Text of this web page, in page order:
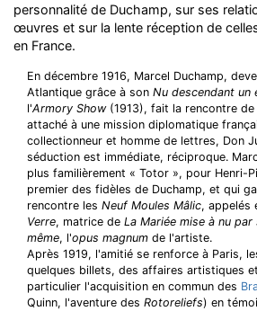
personnalité de Duchamp, sur ses
œuvres et sur la lente réception de
en France.
En décembre 1916, Marcel Duchamp,
Atlantique grâce à son Nu descendant un
l'Armory Show(1913), fait la rencontre de
attaché à une mission diplomatique
collectionneur et homme de lettres, Don
séduction est immédiate, réciproque.
plus familièrement « Totor », pour Henri-
premier des fidèles de Duchamp, et qui
rencontre les Neuf Moules Mâlic, appelés
Verre, matrice de La Mariée mise à nu
même, l'opus magnum de l'artiste.
Après 1919, l'amitié se renforce à Paris,
quelques billets, des affaires artistiques
particulier l'acquisition en commun des
Quinn, l'aventure des Rotoreliefs) en